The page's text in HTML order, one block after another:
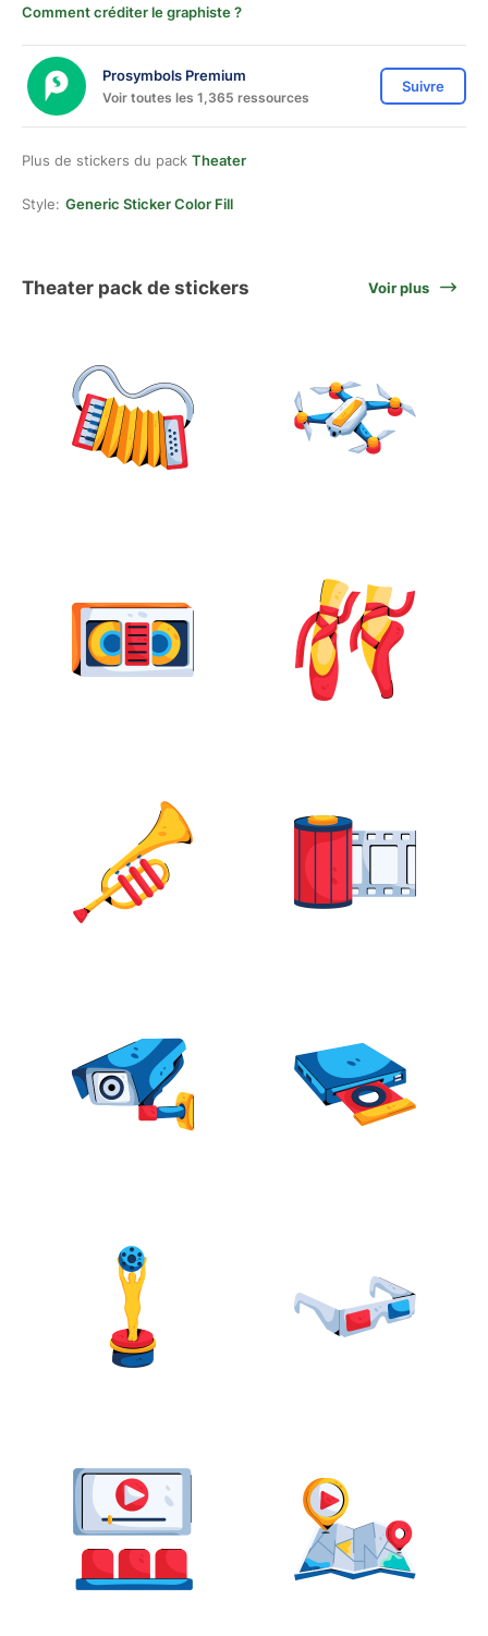
Comment créditer le graphiste ?
Prosymbols Premium
Voir toutes les 1,365 ressources
Suivre
Plus de stickers du pack Theater
Style: Generic Sticker Color Fill
Theater pack de stickers Voir plus